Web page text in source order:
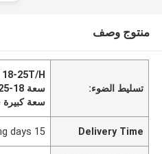
منتوج وصف
تسليط الضوء:
18-25T/H آلة كسارة الخشب
سعة 18-25 طن / ساعة حطام الخشب
سعة
Delivery Time
15 working days